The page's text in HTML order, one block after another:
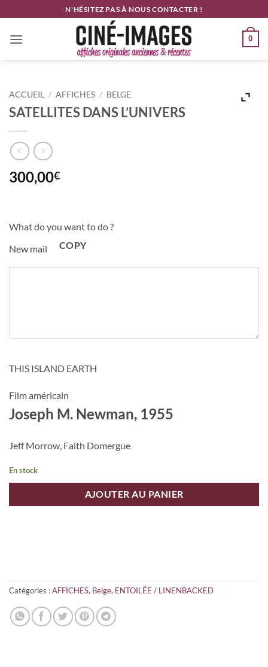
au
contenu
N'HÉSITEZ PAS À NOUS CONTACTER !
0
ACCUEIL / AFFICHES / BELGE
SATELLITES DANS L’UNIVERS
300,00€
What do you want to do ?
New mail
COPY
THIS ISLAND EARTH
Film américain
Joseph M. Newman, 1955
Jeff Morrow, Faith Domergue
En stock
AJOUTER AU PANIER
Catégories :AFFICHES, Belge, ENTOILÉE / LINENBACKED